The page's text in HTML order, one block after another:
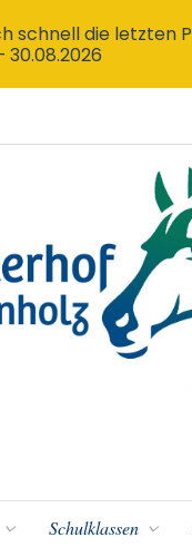
Schulklassen
schnell die letzten
30.08.2026